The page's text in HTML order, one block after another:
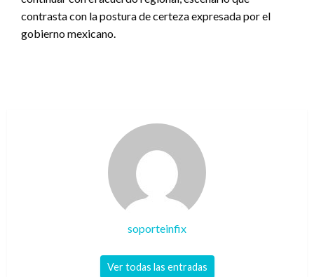
contrasta con la postura de certeza expresada por el
gobierno mexicano.
soporteinfix
Ver todas las entradas